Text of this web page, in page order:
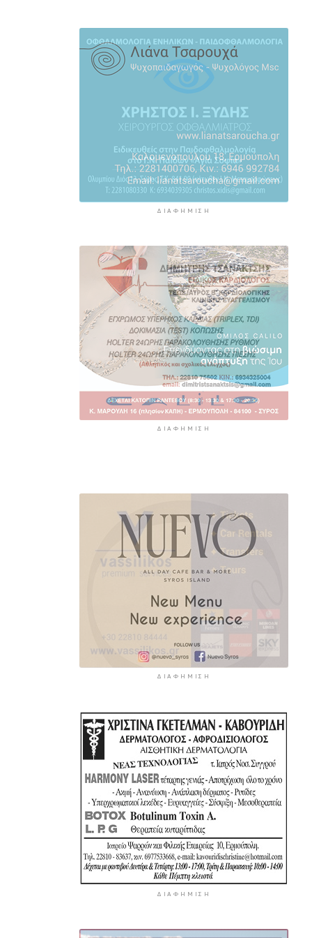
πληγείσες περιοχές
4 ώρες 25 λεπτά πρίν
Μειωμένη Σύνταξη: Όλα όσα
πρέπει να γνωρίζετε
5 ώρες 1 λεπτό πρίν
Πινακίδες κυκλοφορίας με λίγα
“κλικ”
5 ώρες 22 λεπτά πρίν
ΔΙΑΦΉΜΙΣΗ
ΔΙΑΦΉΜΙΣΗ
ΔΙΑΦΉΜΙΣΗ
ΔΙΑΦΉΜΙΣΗ